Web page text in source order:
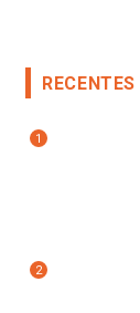
RECENTES
1
2